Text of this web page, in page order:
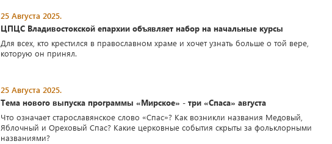
25 Августа 2025.
ЦПЦС Владивостокской епархии объявляет набор на начальные курсы
Для всех, кто крестился в православном храме и хочет узнать больше о той вере,
которую он принял.
25 Августа 2025.
Тема нового выпуска программы «Мирское» - три «Спаса» августа
Что означает старославянское слово «Спас»? Как возникли названия Медовый,
Яблочный и Ореховый Спас? Какие церковные события скрыты за фольклорными
названиями?